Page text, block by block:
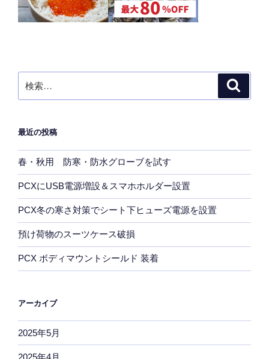
索:
最近の投稿
春・秋用 防寒・防水グローブを試す
PCXにUSB電源増設＆スマホホルダー設置
PCX冬の寒さ対策でシート下ヒューズ電源を設置
預け荷物のスーツケース破損
PCX ボディマウントシールド 装着
アーカイブ
2025年5月
2025年4月